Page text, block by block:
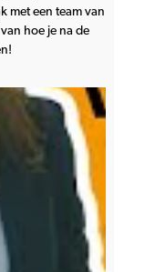
met een team van
hoe je na de